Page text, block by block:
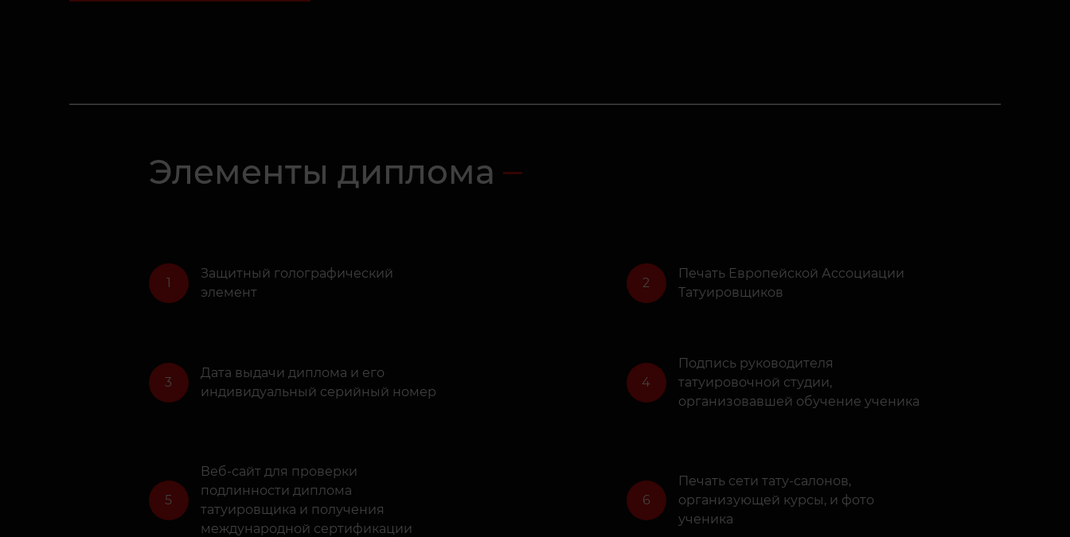
Элементы диплома
1
Защитный голографический
элемент
2
Печать Европейской Ассоциации
Татуировщиков
3
Дата выдачи диплома и его
индивидуальный серийный номер
4
Подпись руководителя
татуировочной студии,
организовавшей обучение ученика
5
Веб-сайт для проверки
подлинности диплома
татуировщика и получения
международной сертификации
6
Печать сети тату-салонов,
организующей курсы, и фото
ученика